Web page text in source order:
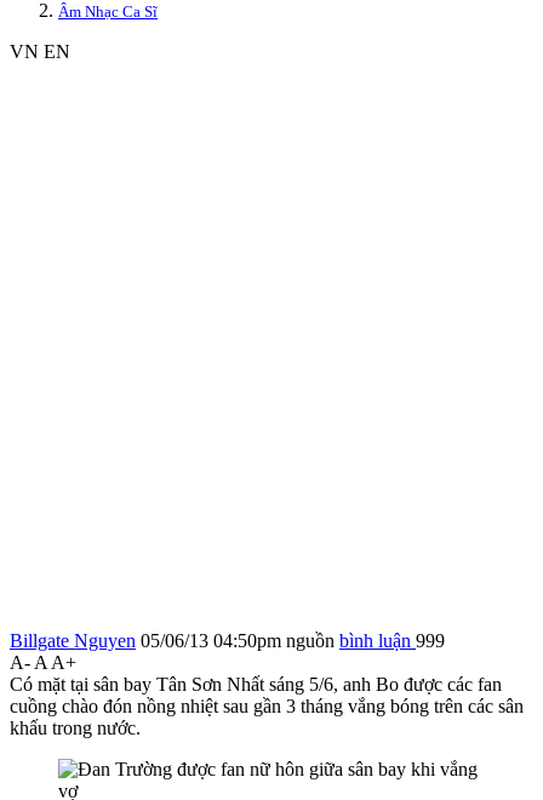
Âm Nhạc Ca Sĩ
VN EN
Billgate Nguyen 05/06/13 04:50pm nguồn bình luận 999
A- A A+
Có mặt tại sân bay Tân Sơn Nhất sáng 5/6, anh Bo được các fan
cuồng chào đón nồng nhiệt sau gần 3 tháng vắng bóng trên các sân
khấu trong nước.